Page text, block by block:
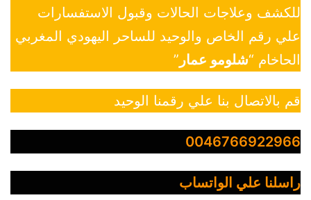
للكشف وعلاجات الحالات وقبول الاستفسارات
علي رقم الخاص والوحيد للساحر اليهودي المغربي
الحاخام “شلومو عمار ”
قم بالاتصال بنا علي رقمنا الوحيد
0046766922966
راسلنا علي الواتساب